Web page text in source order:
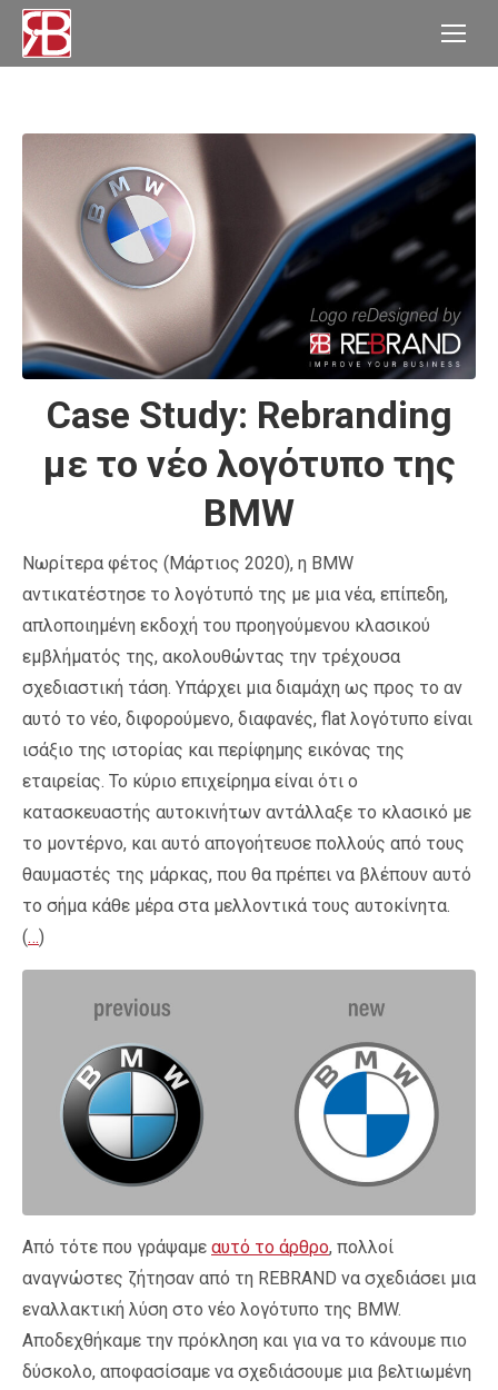
Case Study: Rebranding
με το νέο λογότυπο της
BMW
Νωρίτερα φέτος (Μάρτιος 2020), η BMW
αντικατέστησε το λογότυπό της με μια νέα, επίπεδη,
απλοποιημένη εκδοχή του προηγούμενου κλασικού
εμβλήματός της, ακολουθώντας την τρέχουσα
σχεδιαστική τάση. Υπάρχει μια διαμάχη ως προς το αν
αυτό το νέο, διφορούμενο, διαφανές, flat λογότυπο είναι
ισάξιο της ιστορίας και περίφημης εικόνας της
εταιρείας. Το κύριο επιχείρημα είναι ότι ο
κατασκευαστής αυτοκινήτων αντάλλαξε το κλασικό με
το μοντέρνο, και αυτό απογοήτευσε πολλούς από τους
θαυμαστές της μάρκας, που θα πρέπει να βλέπουν αυτό
το σήμα κάθε μέρα στα μελλοντικά τους αυτοκίνητα.
(…)
Από τότε που γράψαμε αυτό το άρθρο, πολλοί
αναγνώστες ζήτησαν από τη REBRAND να σχεδιάσει μια
εναλλακτική λύση στο νέο λογότυπο της BMW.
Αποδεχθήκαμε την πρόκληση και για να το κάνουμε πιο
δύσκολο, αποφασίσαμε να σχεδιάσουμε μια βελτιωμένη